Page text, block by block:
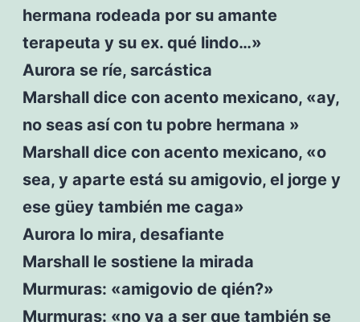
hermana rodeada por su amante
terapeuta y su ex. qué lindo…»
Aurora se ríe, sarcástica
Marshall dice con acento mexicano, «ay,
no seas así con tu pobre hermana »
Marshall dice con acento mexicano, «o
sea, y aparte está su amigovio, el jorge y
ese güey también me caga»
Aurora lo mira, desafiante
Marshall le sostiene la mirada
Murmuras: «amigovio de qién?»
Murmuras: «no va a ser que también se